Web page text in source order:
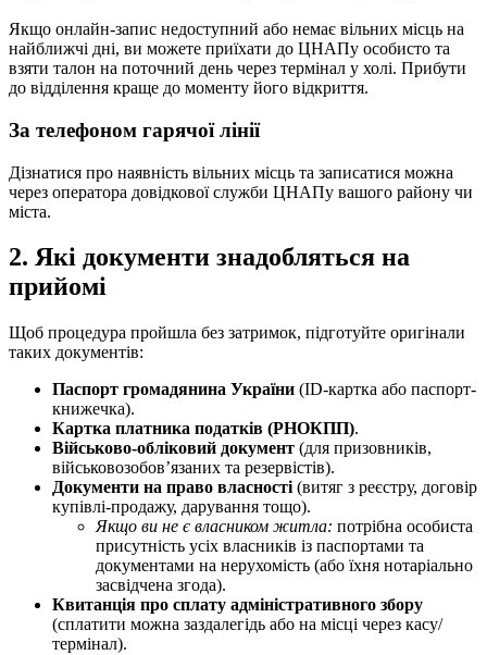
Якщо онлайн-запис недоступний або немає вільних місць на
найближчі дні, ви можете приїхати до ЦНАПу особисто та
взяти талон на поточний день через термінал у холі. Прибути
до відділення краще до моменту його відкриття.
За телефоном гарячої лінії
Дізнатися про наявність вільних місць та записатися можна
через оператора довідкової служби ЦНАПу вашого району чи
міста.
2. Які документи знадобляться на
прийомі
Щоб процедура пройшла без затримок, підготуйте оригінали
таких документів:
Паспорт громадянина України (ID-картка або паспорт-
книжечка).
Картка платника податків (РНОКПП).
Військово-обліковий документ (для призовників,
військовозобов’язаних та резервістів).
Документи на право власності (витяг з реєстру, договір
купівлі-продажу, дарування тощо).
Якщо ви не є власником житла: потрібна особиста
присутність усіх власників із паспортами та
документами на нерухомість (або їхня нотаріально
засвідчена згода).
Квитанція про сплату адміністративного збору
(сплатити можна заздалегідь або на місці через касу/
термінал).